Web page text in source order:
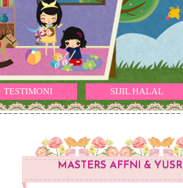
TESTIMONI SIJIL HALAL
MASTERS AFFNI & YUSRI